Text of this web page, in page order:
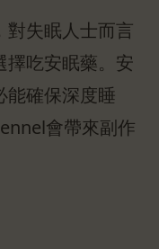
對失眠人士而言
擇吃安眠藥。安
能確保深度睡
會帶來副作